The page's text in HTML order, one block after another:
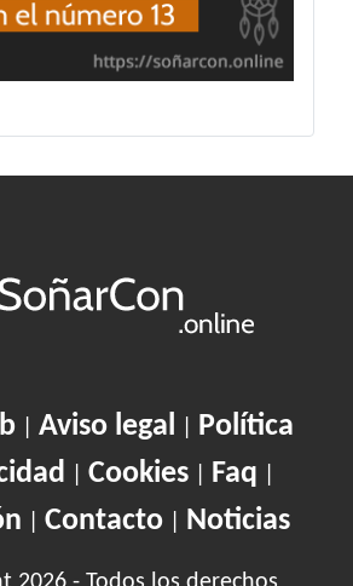
| Aviso legal
Política
Cookies Faq
Contacto| Noticias